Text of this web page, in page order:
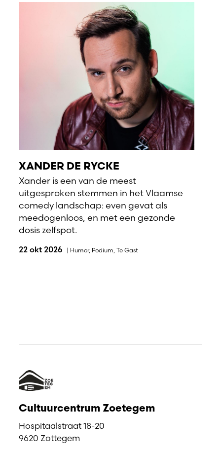
XANDER DE RYCKE
Xander is een van de meest
uitgesproken stemmen in het Vlaamse
comedy landschap: even gevat als
meedogenloos, en met een gezonde
dosis zelfspot.
22 okt 2026 | Humor, Podium Te Gast
Cultuurcentrum Zoetegem
Hospitaalstraat 18-20
9620 Zottegem